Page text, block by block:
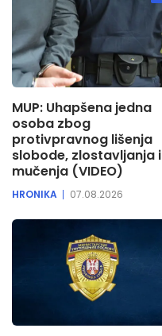
MUP: Uhapšena jedna
osoba zbog
protivpravnog lišenja
slobode, zlostavljanja i
mučenja (VIDEO)
HRONIKA 07.08.2026